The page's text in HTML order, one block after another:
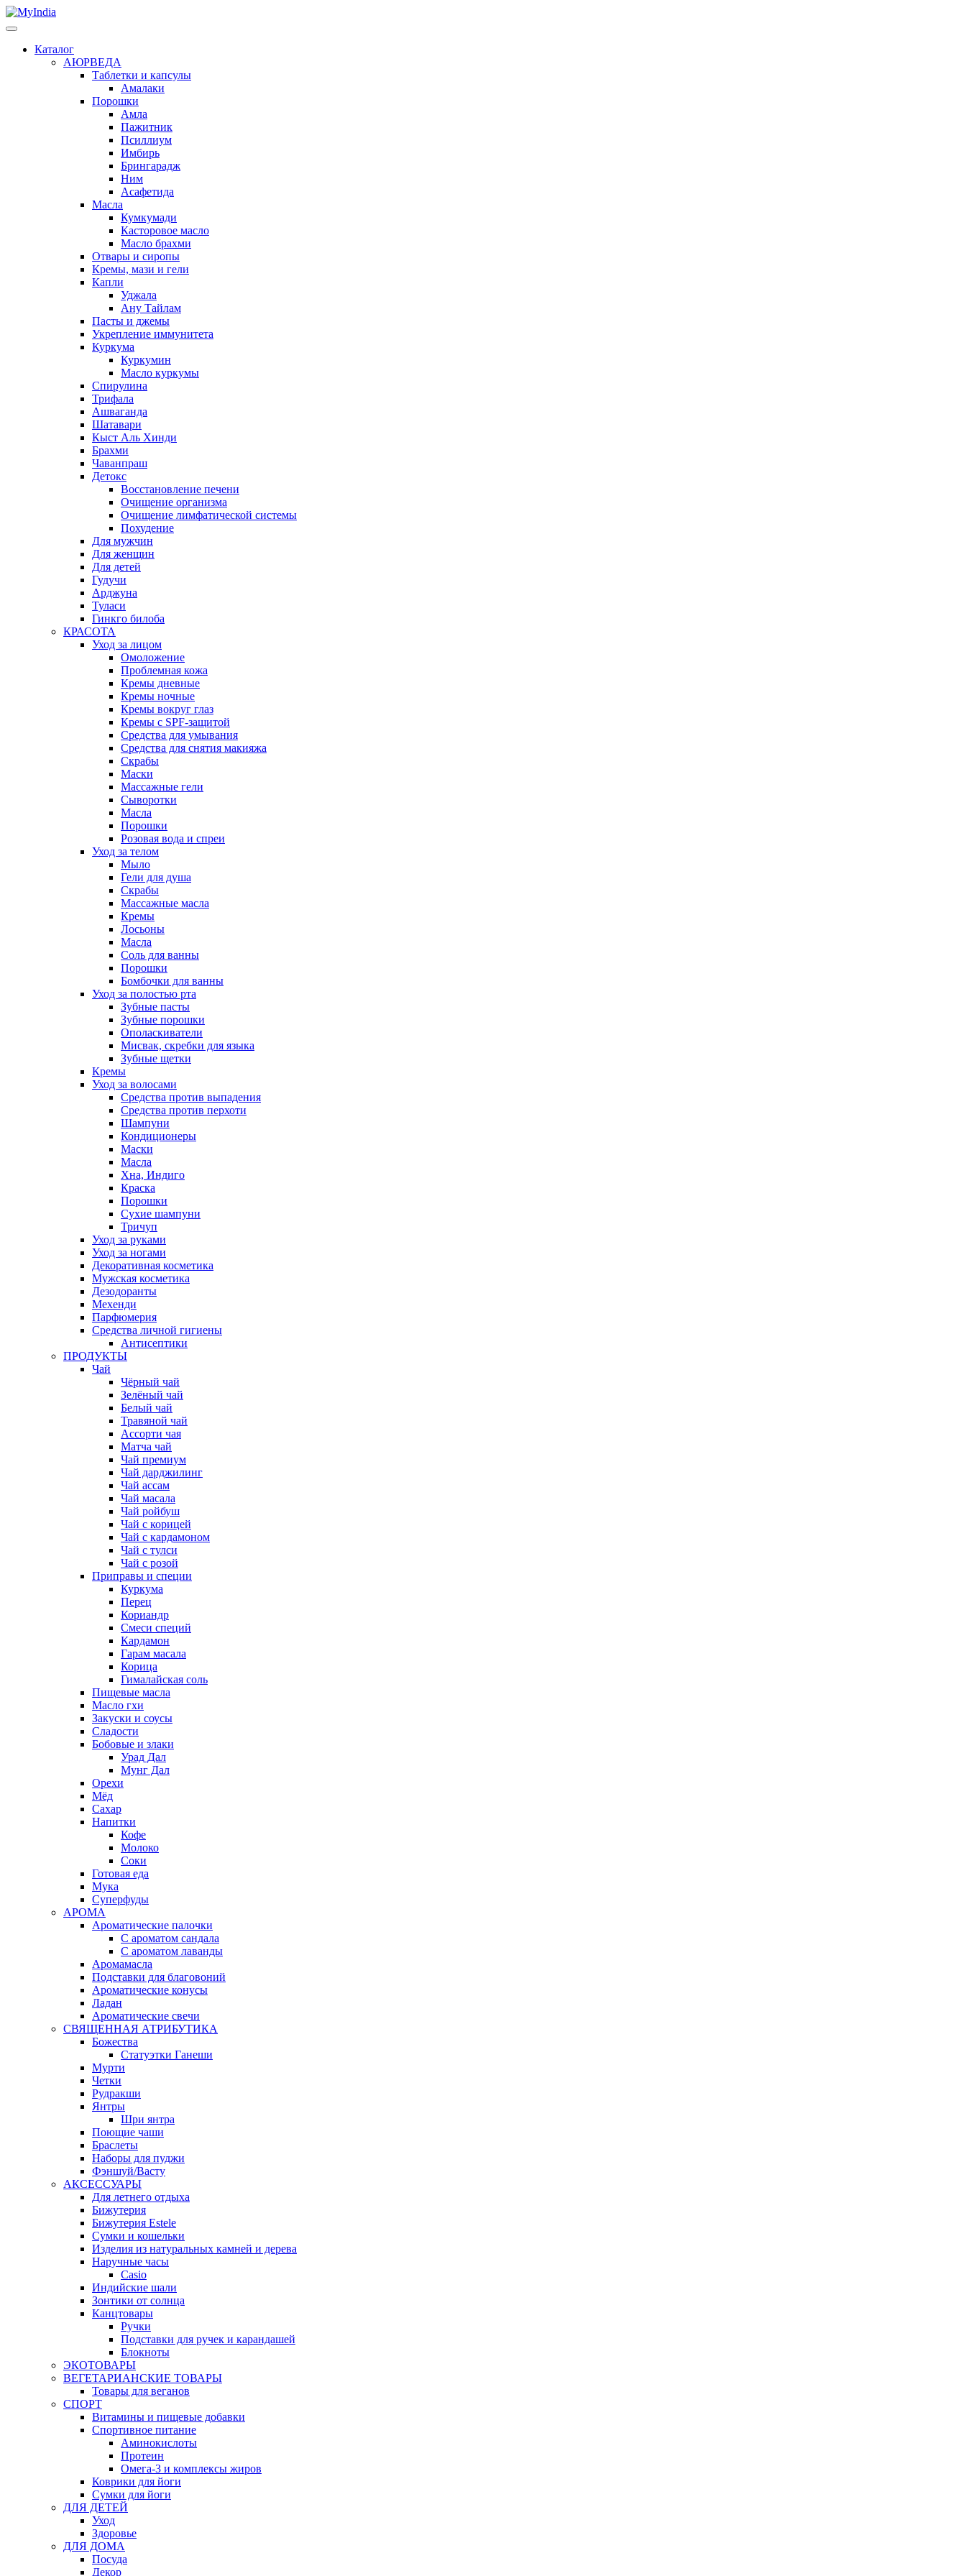
Каталог
АЮРВЕДА
Таблетки и капсулы
Амалаки
Порошки
Амла
Пажитник
Псиллиум
Имбирь
Брингарадж
Ним
Асафетида
Масла
Кумкумади
Касторовое масло
Масло брахми
Отвары и сиропы
Кремы, мази и гели
Капли
Уджала
Ану Тайлам
Пасты и джемы
Укрепление иммунитета
Куркума
Куркумин
Масло куркумы
Спирулина
Трифала
Ашваганда
Шатавари
Кыст Аль Хинди
Брахми
Чаванпраш
Детокс
Восстановление печени
Очищение организма
Очищение лимфатической системы
Похудение
Для мужчин
Для женщин
Для детей
Гудучи
Арджуна
Туласи
Гинкго билоба
КРАСОТА
Уход за лицом
Омоложение
Проблемная кожа
Кремы дневные
Кремы ночные
Кремы вокруг глаз
Кремы с SPF-защитой
Средства для умывания
Средства для снятия макияжа
Скрабы
Маски
Массажные гели
Сыворотки
Масла
Порошки
Розовая вода и спреи
Уход за телом
Мыло
Гели для душа
Скрабы
Массажные масла
Кремы
Лосьоны
Масла
Соль для ванны
Порошки
Бомбочки для ванны
Уход за полостью рта
Зубные пасты
Зубные порошки
Ополаскиватели
Мисвак, скребки для языка
Зубные щетки
Кремы
Уход за волосами
Средства против выпадения
Средства против перхоти
Шампуни
Кондиционеры
Маски
Масла
Хна, Индиго
Краска
Порошки
Сухие шампуни
Тричуп
Уход за руками
Уход за ногами
Декоративная косметика
Мужская косметика
Дезодоранты
Мехенди
Парфюмерия
Средства личной гигиены
Антисептики
ПРОДУКТЫ
Чай
Чёрный чай
Зелёный чай
Белый чай
Травяной чай
Ассорти чая
Матча чай
Чай премиум
Чай дарджилинг
Чай ассам
Чай масала
Чай ройбуш
Чай с корицей
Чай с кардамоном
Чай с тулси
Чай с розой
Приправы и специи
Куркума
Перец
Кориандр
Смеси специй
Кардамон
Гарам масала
Корица
Гималайская соль
Пищевые масла
Масло гхи
Закуски и соусы
Сладости
Бобовые и злаки
Урад Дал
Мунг Дал
Орехи
Мёд
Сахар
Напитки
Кофе
Молоко
Соки
Готовая еда
Мука
Суперфуды
АРОМА
Ароматические палочки
С ароматом сандала
С ароматом лаванды
Аромамасла
Подставки для благовоний
Ароматические конусы
Ладан
Ароматические свечи
СВЯЩЕННАЯ АТРИБУТИКА
Божества
Статуэтки Ганеши
Мурти
Четки
Рудракши
Янтры
Шри янтра
Поющие чаши
Браслеты
Наборы для пуджи
Фэншуй/Васту
АКСЕССУАРЫ
Для летнего отдыха
Бижутерия
Бижутерия Estele
Сумки и кошельки
Изделия из натуральных камней и дерева
Наручные часы
Casio
Индийские шали
Зонтики от солнца
Канцтовары
Ручки
Подставки для ручек и карандашей
Блокноты
ЭКОТОВАРЫ
ВЕГЕТАРИАНСКИЕ ТОВАРЫ
Товары для веганов
СПОРТ
Витамины и пищевые добавки
Спортивное питание
Аминокислоты
Протеин
Омега-3 и комплексы жиров
Коврики для йоги
Сумки для йоги
ДЛЯ ДЕТЕЙ
Уход
Здоровье
ДЛЯ ДОМА
Посуда
Декор